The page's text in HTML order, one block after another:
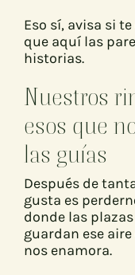
Eso sí, avisa si
que aquí las
historias.
Nuestros
esos que
las guías
Después de
gusta es
donde las
guardan ese
nos enamora.